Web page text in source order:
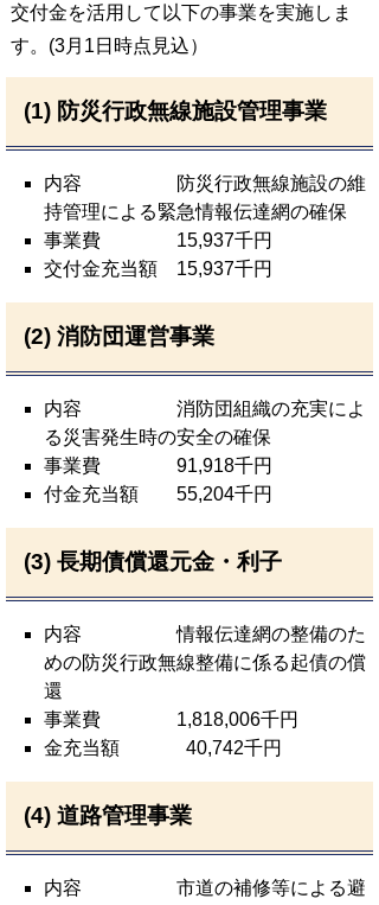
交付金を活用して以下の事業を実施しま
す。(3月1日時点見込）
(1) 防災行政無線施設管理事業
内容 防災行政無線施設の維
持管理による緊急情報伝達網の確保
事業費 15,937千円
交付金充当額 15,937千円
(2) 消防団運営事業
内容 消防団組織の充実によ
る災害発生時の安全の確保
事業費 91,918千円
付金充当額 55,204千円
(3) 長期債償還元金・利子
内容 情報伝達網の整備のた
めの防災行政無線整備に係る起債の償
還
事業費 1,818,006千円
金充当額 40,742千円
(4) 道路管理事業
内容 市道の補修等による避